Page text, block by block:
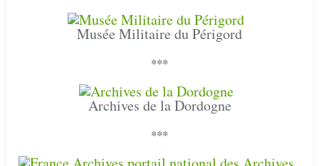
Musée Militaire du Périgord
***
Archives de la Dordogne
***